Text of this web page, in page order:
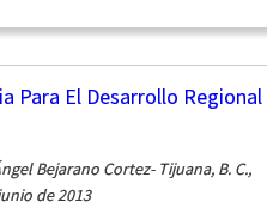
Para El Desarrollo Regional
Bejarano Cortez- Tijuana, B. C.,
de 2013